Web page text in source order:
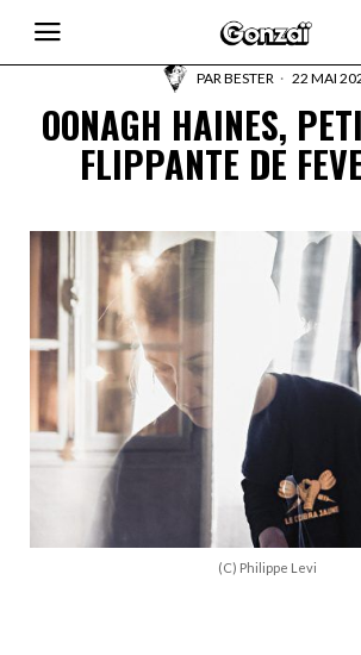
PARBESTER 22 MAI
OONAGH HAINES,
FLIPPANTE DE
(C) Philippe Levi